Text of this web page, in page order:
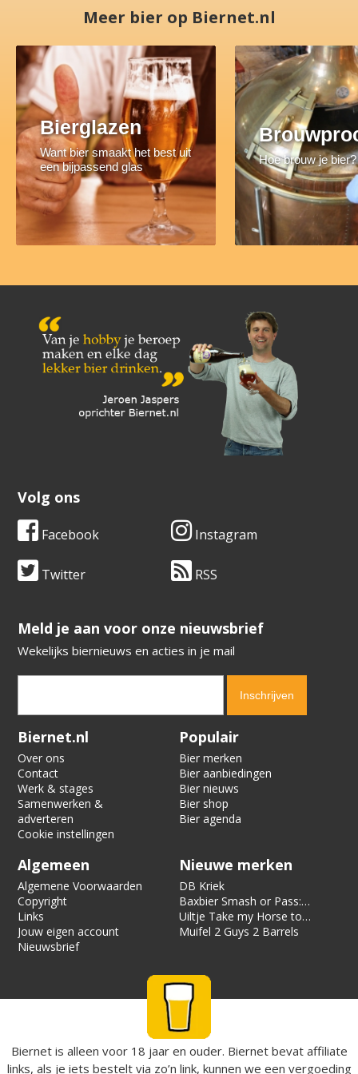
Meer bier op Biernet.nl
Bierglazen
Want bier smaakt het best uit
een bijpassend glas
Hoe brouw je bier?
Volg ons
Facebook Instagram
Twitter RSS
​​​​​​​Meld je aan voor onze nieuwsbrief
Wekelijks biernieuws en acties in je mail
Verification code:
Biernet.nl
Over ons
Contact
Werk & stages
Samenwerken &
adverteren
Cookie instellingen
Populair
Bier merken
Bier aanbiedingen
Bier nieuws
Bier shop
Bier agenda
Algemeen
Algemene Voorwaarden
Copyright
Links
Jouw eigen account
Nieuwsbrief
Nieuwe merken
DB Kriek
Baxbier Smash or Pass:
Strata
Uiltje Take my Horse to
the Hotel Room
Muifel 2 Guys 2 Barrels
Biernet is alleen voor 18 jaar en ouder. Biernet bevat affiliate
links, als je iets bestelt via zo’n link, kunnen we een vergoeding